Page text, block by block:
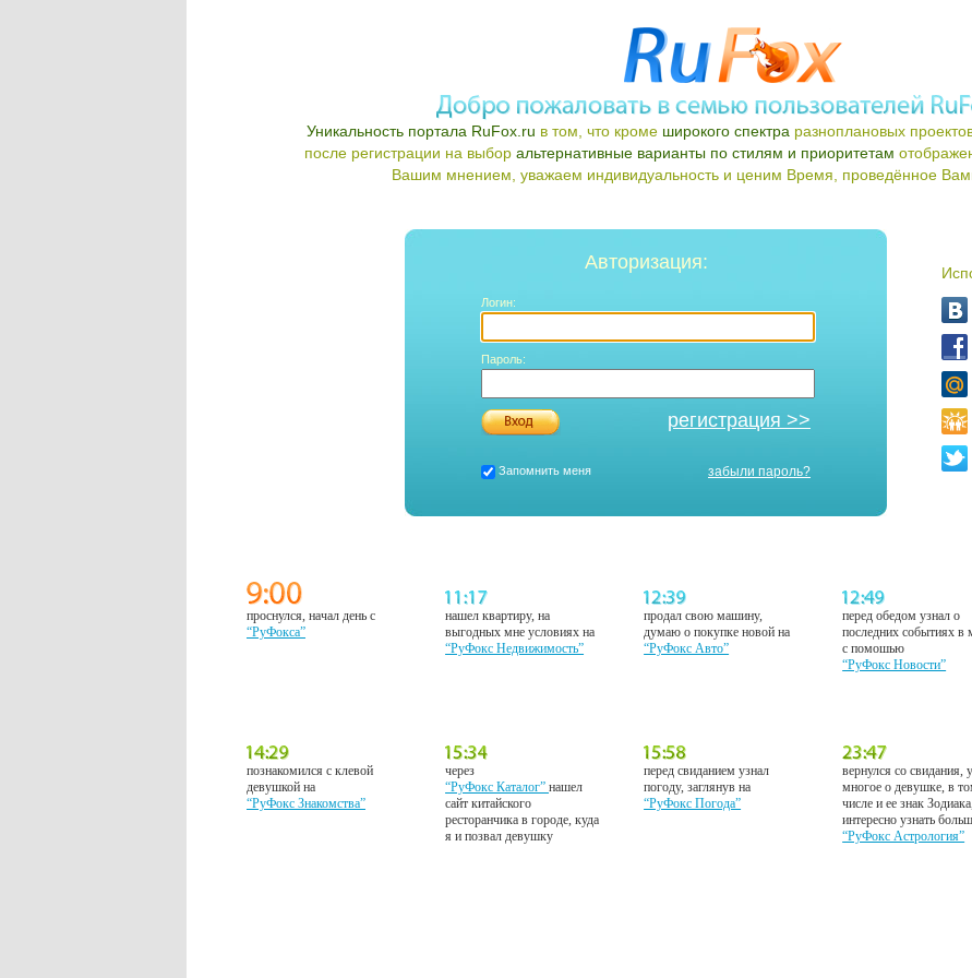
Уникальность портала RuFox.ru в том, что кроме широкого спектра разноплановых
после регистрации на выбор альтернативные варианты по стилям и приоритетам
Вашим мнением, уважаем индивидуальность и ценим Время, проведённое
Авторизация:
Логин:
Пароль:
регистрация >>
Запомнить меня забыли пароль?
проснулся, начал день с
“РуФокса”
нашел квартиру, на
выгодных мне условиях на
“РуФокс Недвижимость”
продал свою машину,
думаю о покупке новой на
“РуФокс Авто”
перед обедом узнал о
последних событиях в
с помошью
“РуФокс Новости”
познакомился с клевой
девушкой на
“РуФокс Знакомства”
через
“РуФокс Каталог”нашел
сайт китайского
ресторанчика в городе, куда
я и позвал девушку
перед свиданием узнал
погоду, заглянув на
“РуФокс Погода”
вернулся со свидания,
многое о девушке, в
числе и ее знак
интересно узнать
“РуФокс Астрология”